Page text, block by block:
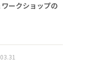
ークショップの